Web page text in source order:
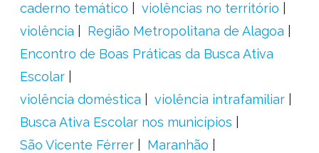
caderno temático
violências no território
violência
Região Metropolitana de Alagoa
Encontro de Boas Práticas da Busca Ativa
Escolar
violência doméstica
violência intrafamiliar
Busca Ativa Escolar nos municípios
São Vicente Férrer
Maranhão